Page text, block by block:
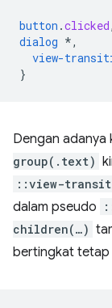
button .clicked,
dialog *,
view-
}
Dengan adanya
group(.text)
::view-
dalam pseudo
children(…)
bertingkat tetap